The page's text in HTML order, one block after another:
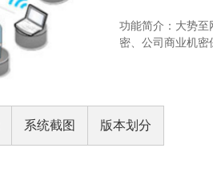
功能简介：大势至
密、公司商业机密
系统截图 版本划分